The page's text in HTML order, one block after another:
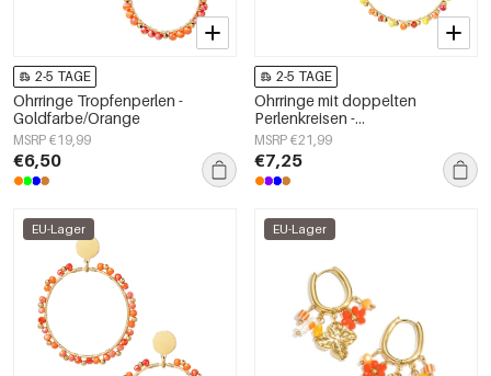
2-5 TAGE
Ohrringe Tropfenperlen -
Goldfarbe/Orange
MSRP €19,99
€6,50
2-5 TAGE
Ohrringe mit doppelten
Perlenkreisen -
Goldfarbe/Gelb/Rot
MSRP €21,99
€7,25
EU-Lager EU-Lager